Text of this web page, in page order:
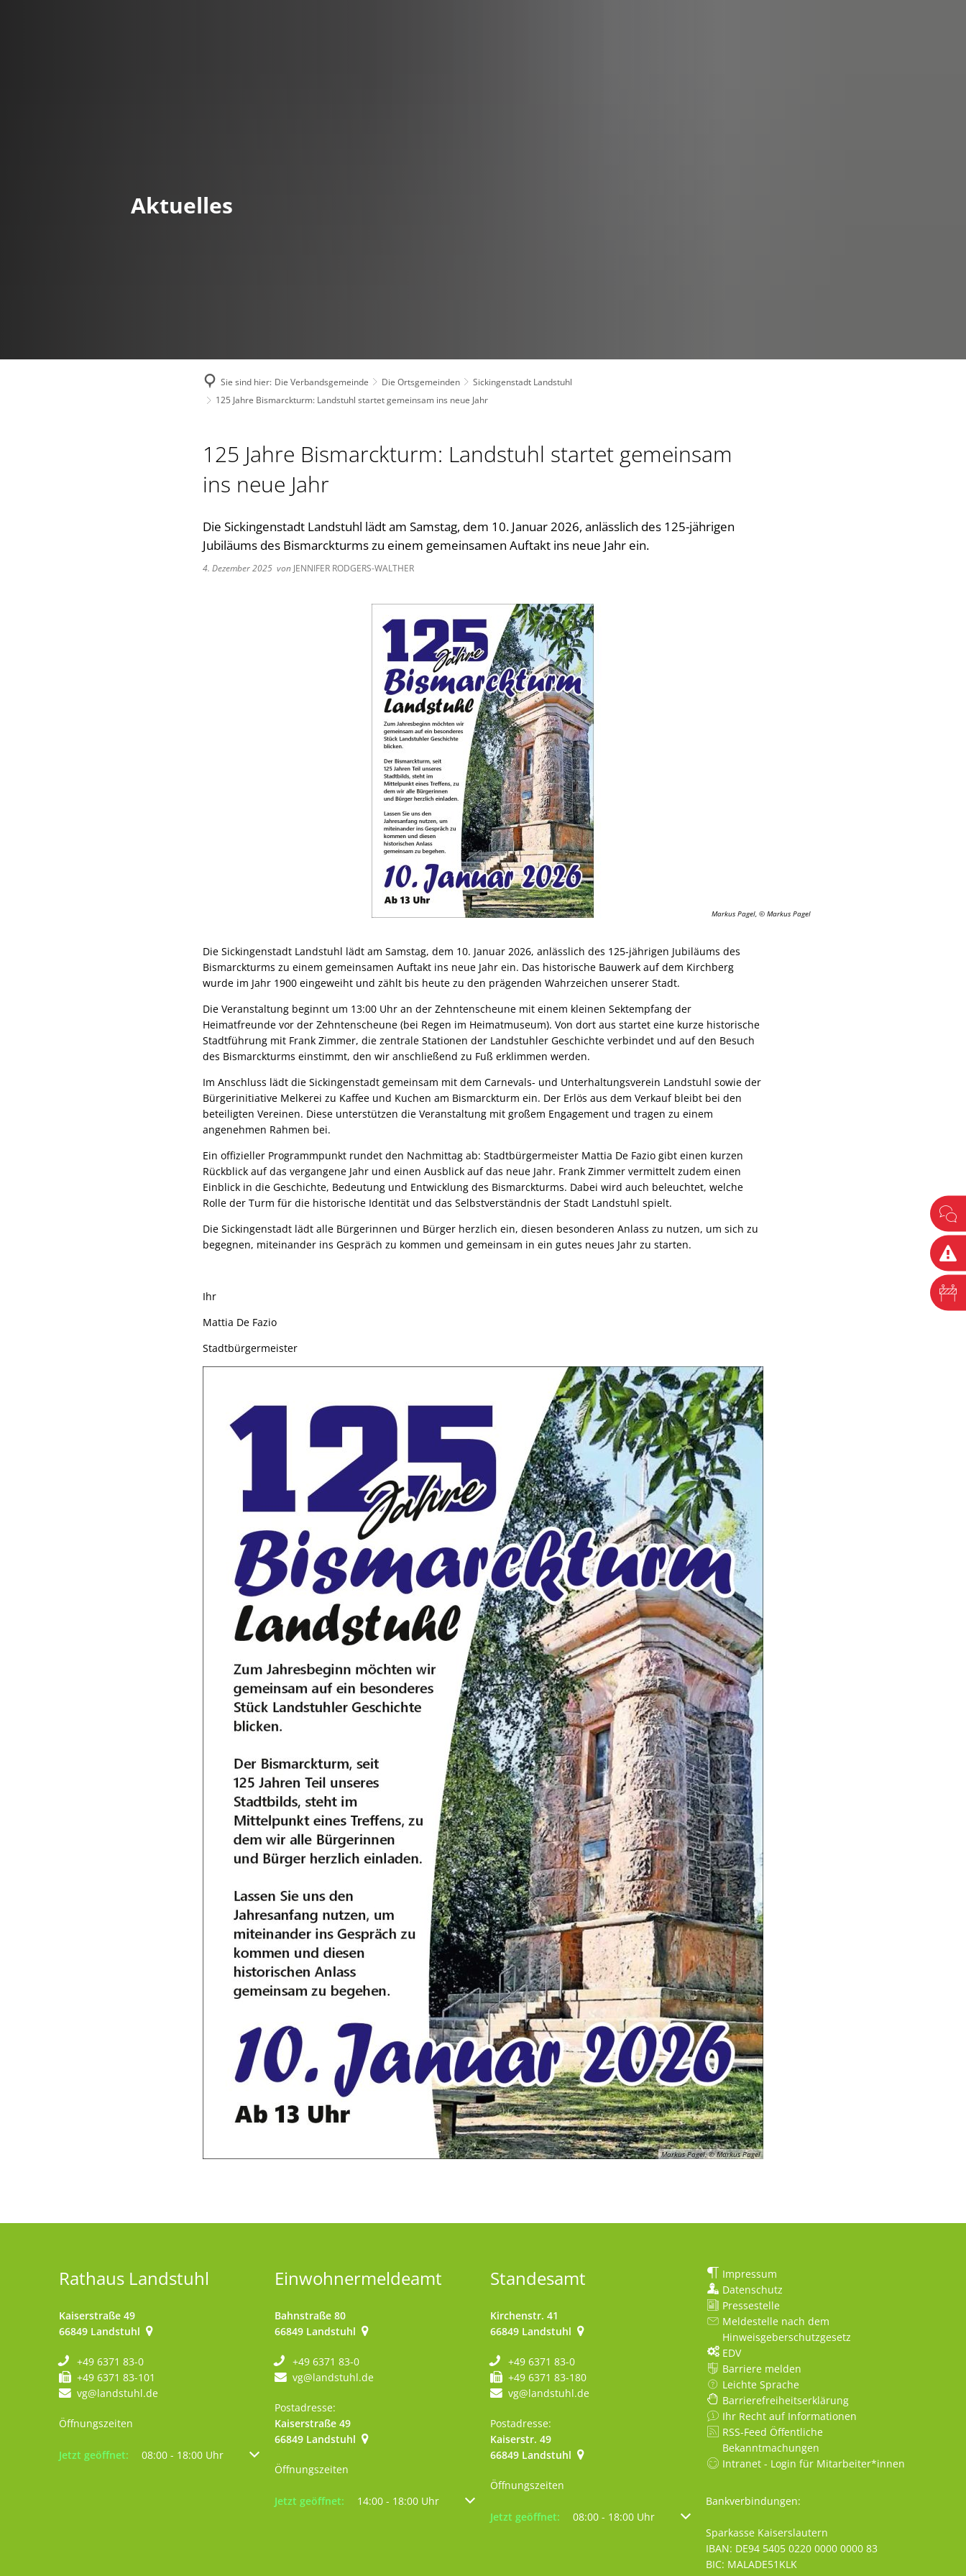
Aktuelles
Sie sind hier: Die Verbandsgemeinde Die Ortsgemeinden
Sickingenstadt Landstuhl
125 Jahre Bismarckturm: Landstuhl startet gemeinsam ins neue Jahr
125 Jahre Bismarckturm: Landstuhl startet gemeinsam
ins neue Jahr
Die Sickingenstadt Landstuhl lädt am Samstag, dem 10. Januar 2026, anlässlich des 125-jährigen
Jubiläums des Bismarckturms zu einem gemeinsamen Auftakt ins neue Jahr ein.
4. Dezember 2025 von JENNIFER RODGERS-WALTHER
Markus Pagel, © Markus Pagel
Die Sickingenstadt Landstuhl lädt am Samstag, dem 10. Januar 2026, anlässlich des 125-jährigen Jubiläums des
Bismarckturms zu einem gemeinsamen Auftakt ins neue Jahr ein. Das historische Bauwerk auf dem Kirchberg
wurde im Jahr 1900 eingeweiht und zählt bis heute zu den prägenden Wahrzeichen unserer Stadt.
Die Veranstaltung beginnt um 13:00 Uhr an der Zehntenscheune mit einem kleinen Sektempfang der
Heimatfreunde vor der Zehntenscheune (bei Regen im Heimatmuseum). Von dort aus startet eine kurze historische
Stadtführung mit Frank Zimmer, die zentrale Stationen der Landstuhler Geschichte verbindet und auf den Besuch
des Bismarckturms einstimmt, den wir anschließend zu Fuß erklimmen werden.
Im Anschluss lädt die Sickingenstadt gemeinsam mit dem Carnevals- und Unterhaltungsverein Landstuhl sowie der
Bürgerinitiative Melkerei zu Kaffee und Kuchen am Bismarckturm ein. Der Erlös aus dem Verkauf bleibt bei den
beteiligten Vereinen. Diese unterstützen die Veranstaltung mit großem Engagement und tragen zu einem
angenehmen Rahmen bei.
Ein offizieller Programmpunkt rundet den Nachmittag ab: Stadtbürgermeister Mattia De Fazio gibt einen kurzen
Rückblick auf das vergangene Jahr und einen Ausblick auf das neue Jahr. Frank Zimmer vermittelt zudem einen
Einblick in die Geschichte, Bedeutung und Entwicklung des Bismarckturms. Dabei wird auch beleuchtet, welche
Rolle der Turm für die historische Identität und das Selbstverständnis der Stadt Landstuhl spielt.
Die Sickingenstadt lädt alle Bürgerinnen und Bürger herzlich ein, diesen besonderen Anlass zu nutzen, um sich zu
begegnen, miteinander ins Gespräch zu kommen und gemeinsam in ein gutes neues Jahr zu starten.
Ihr
Mattia De Fazio
Stadtbürgermeister
Markus Pagel, © Markus Pagel
Rathaus Landstuhl
Kaiserstraße 49
66849 Landstuhl
+49 6371 83-0
+49 6371 83-101
vg@landstuhl.de
Öffnungszeiten
Klicken, um weitere Öffnungs- oder Schließzeiten auszublenden
Jetzt geöffnet: 08:00 - 18:00 Uhr Von 08:00 bis 18:00 Uhr
Einwohnermeldeamt
Bahnstraße 80
66849 Landstuhl
+49 6371 83-0
vg@landstuhl.de
Postadresse:
Kaiserstraße 49
66849 Landstuhl
Öffnungszeiten
Klicken, um weitere Öffnungs- oder Schließzeiten auszublenden
Jetzt geöffnet: 14:00 - 18:00 Uhr Von 14:00 bis 18:00 Uhr
Standesamt
Kirchenstr. 41
66849 Landstuhl
+49 6371 83-0
+49 6371 83-180
vg@landstuhl.de
Postadresse:
Kaiserstr. 49
66849 Landstuhl
Öffnungszeiten
Klicken, um weitere Öffnungs- oder Schließzeiten auszublenden
Jetzt geöffnet: 08:00 - 18:00 Uhr Von 08:00 bis 18:00 Uhr
Impressum
Datenschutz
Pressestelle
Meldestelle nach dem
Hinweisgeberschutzgesetz
EDV
Barriere melden
Leichte Sprache
Barrierefreiheitserklärung
Ihr Recht auf Informationen
RSS-Feed Öffentliche
Bekanntmachungen
Intranet - Login für Mitarbeiter*innen
Bankverbindungen:
Sparkasse Kaiserslautern
IBAN: DE94 5405 0220 0000 0000 83
BIC: MALADE51KLK